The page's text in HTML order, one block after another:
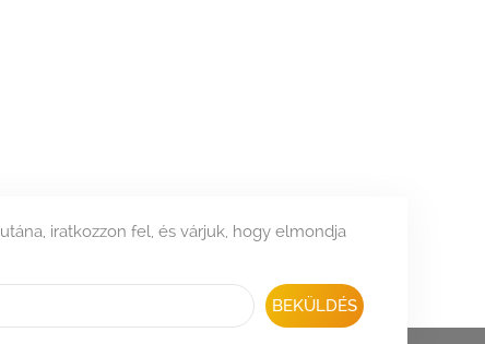
iratkozzon fel, és várjuk, hogy elmondja
BEKÜLDÉS